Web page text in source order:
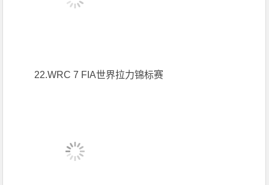
22.WRC 7 FIA世界拉力锦标赛